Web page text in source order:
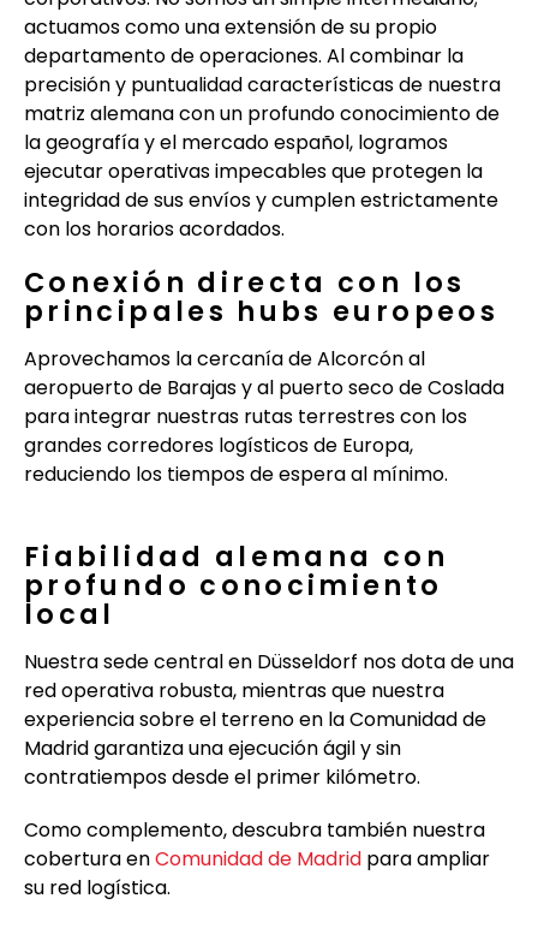
actuamos como una extensión de su propio
departamento de operaciones. Al combinar la
precisión y puntualidad características de nuestra
matriz alemana con un profundo conocimiento de
la geografía y el mercado español, logramos
ejecutar operativas impecables que protegen la
integridad de sus envíos y cumplen estrictamente
con los horarios acordados.
Conexión directa con los
principales hubs europeos
Aprovechamos la cercanía de Alcorcón al
aeropuerto de Barajas y al puerto seco de Coslada
para integrar nuestras rutas terrestres con los
grandes corredores logísticos de Europa,
reduciendo los tiempos de espera al mínimo.
Fiabilidad alemana con
profundo conocimiento
local
Nuestra sede central en Düsseldorf nos dota de una
red operativa robusta, mientras que nuestra
experiencia sobre el terreno en la Comunidad de
Madrid garantiza una ejecución ágil y sin
contratiempos desde el primer kilómetro.
Como complemento, descubra también nuestra
cobertura enComunidad de Madrid para ampliar
su red logística.